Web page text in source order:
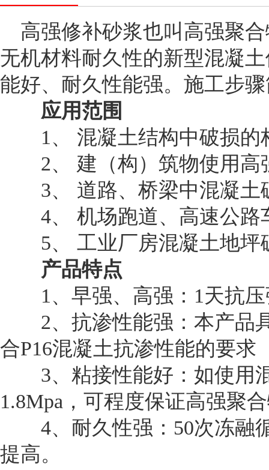
高强修补砂浆也叫高强聚
无机材料耐久性的新型混凝
能好、耐久性能强。施工步
应用范围
1、 混凝土结构中破损的
2、 建（构）筑物使用高
3、 道路、桥梁中混凝土
4、 机场跑道、高速公路
5、 工业厂房混凝土地坪
产品特点
1、早强、高强：1天抗压
2、抗渗性能强：本产品具
合P16混凝土抗渗性能的要求
3、粘接性能好：如使用混
1.8Mpa，可程度保证高强聚
4、耐久性强：50次冻融循
提高。